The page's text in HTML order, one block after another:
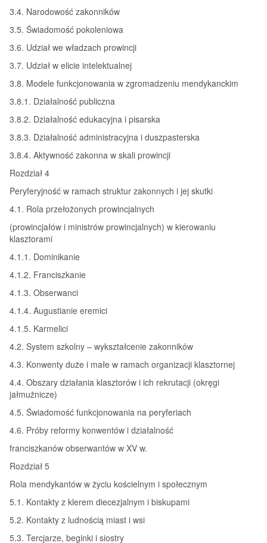
3.4. Narodowość zakonników
3.5. Świadomość pokoleniowa
3.6. Udział we władzach prowincji
3.7. Udział w elicie intelektualnej
3.8. Modele funkcjonowania w zgromadzeniu mendykanckim
3.8.1. Działalność publiczna
3.8.2. Działalność edukacyjna i pisarska
3.8.3. Działalność administracyjna i duszpasterska
3.8.4. Aktywność zakonna w skali prowincji
Rozdział 4
Peryferyjność w ramach struktur zakonnych i jej skutki
4.1. Rola przełożonych prowincjalnych
(prowincjałów i ministrów prowincjalnych) w kierowaniu
klasztorami
4.1.1. Dominikanie
4.1.2. Franciszkanie
4.1.3. Obserwanci
4.1.4. Augustianie eremici
4.1.5. Karmelici
4.2. System szkolny – wykształcenie zakonników
4.3. Konwenty duże i małe w ramach organizacji klasztornej
4.4. Obszary działania klasztorów i ich rekrutacji (okręgi
jałmużnicze)
4.5. Świadomość funkcjonowania na peryferiach
4.6. Próby reformy konwentów i działalność
franciszkanów obserwantów w XV w.
Rozdział 5
Rola mendykantów w życiu kościelnym i społecznym
5.1. Kontakty z klerem diecezjalnym i biskupami
5.2. Kontakty z ludnością miast i wsi
5.3. Tercjarze, beginki i siostry